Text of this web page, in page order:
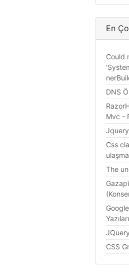
En
Could
DNS
Mvc -
Css
The
CSS